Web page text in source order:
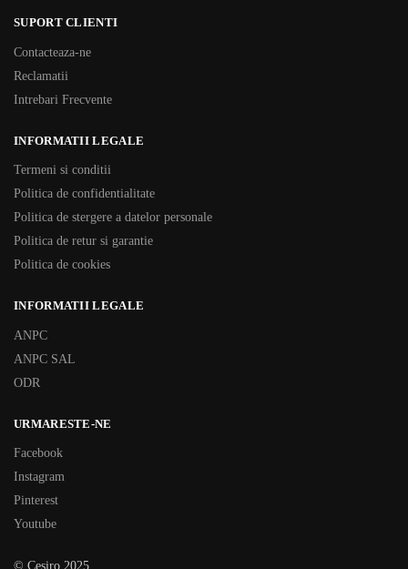
SUPORT CLIENTI
Contacteaza-ne
Reclamatii
Intrebari Frecvente
INFORMATII LEGALE
Termeni si conditii
Politica de confidentialitate
Politica de stergere a datelor personale
Politica de retur si garantie
Politica de cookies
INFORMATII LEGALE
ANPC
ANPC SAL
ODR
URMARESTE-NE
Facebook
Instagram
Pinterest
Youtube
© Cesiro 2025